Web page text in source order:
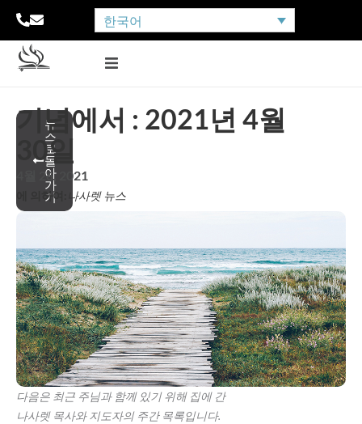
한국어
뉴
스
로
돌
아
가
기
기념에서 : 2021년 4월
30일
4월 26, 2021
에 의하여: 나사렛 뉴스
다음은 최근 주님과 함께 있기 위해 집에 간
나사렛 목사와 지도자의 주간 목록입니다.